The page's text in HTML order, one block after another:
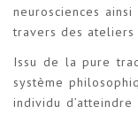
neurosciences
travers des ateliers
Issu de la pure
système
individu